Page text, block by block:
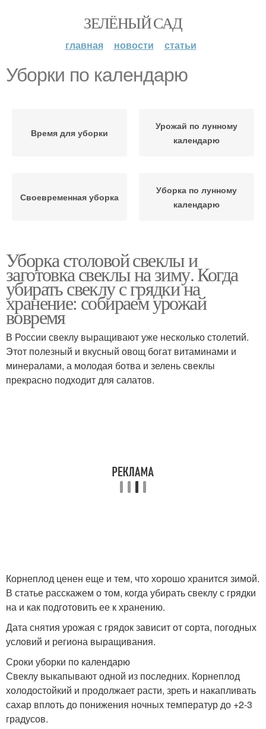
ЗЕЛЁНЫЙ САД
главная новости статьи
Уборки по календарю
Время для уборки
Урожай по лунному
календарю
Своевременная уборка
Уборка по лунному
календарю
Уборка столовой свеклы и
заготовка свеклы на зиму. Когда
убирать свеклу с грядки на
хранение: собираем урожай
вовремя
В России свеклу выращивают уже несколько столетий.
Этот полезный и вкусный овощ богат витаминами и
минералами, а молодая ботва и зелень свеклы
прекрасно подходит для салатов.
Корнеплод ценен еще и тем, что хорошо хранится зимой.
В статье расскажем о том, когда убирать свеклу с грядки
на и как подготовить ее к хранению.
Дата снятия урожая с грядок зависит от сорта, погодных
условий и региона выращивания.
Сроки уборки по календарю
Свеклу выкапывают одной из последних. Корнеплод
холодостойкий и продолжает расти, зреть и накапливать
сахар вплоть до понижения ночных температур до +2-3
градусов.